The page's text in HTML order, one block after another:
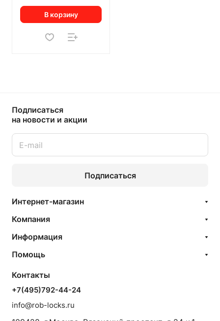
В корзину
Подписаться
на новости и акции
Подписаться
Интернет-магазин
Компания
Информация
Помощь
Контакты
+7(495)792-44-24
info@rob-locks.ru